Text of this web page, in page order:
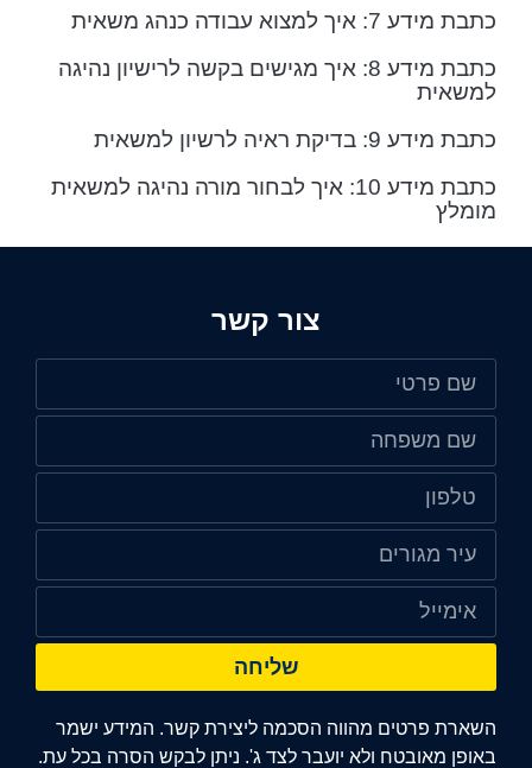
כתבת מידע 7: איך למצוא עבודה כנהג משאית
כתבת מידע 8: איך מגישים בקשה לרישיון נהיגה
למשאית
כתבת מידע 9: בדיקת ראיה לרשיון למשאית
כתבת מידע 10: איך לבחור מורה נהיגה למשאית
מומלץ
צור קשר
שליחה
השארת פרטים מהווה הסכמה ליצירת קשר. המידע ישמר
באופן מאובטח ולא יועבר לצד ג'. ניתן לבקש הסרה בכל עת.